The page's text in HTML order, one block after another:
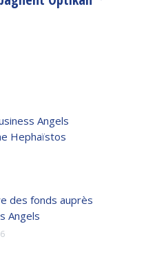
Angels
Hephaïstos
des fonds auprès
Angels